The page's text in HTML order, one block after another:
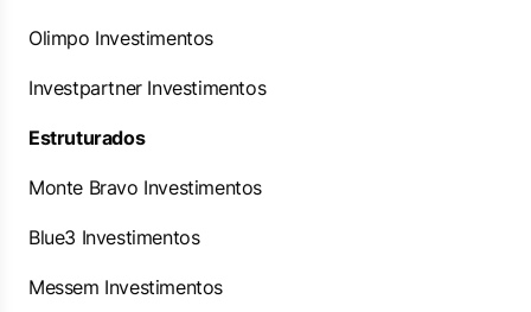
Olimpo Investimentos
Investpartner Investimentos
Estruturados
Monte Bravo Investimentos
Blue3 Investimentos
Messem Investimentos